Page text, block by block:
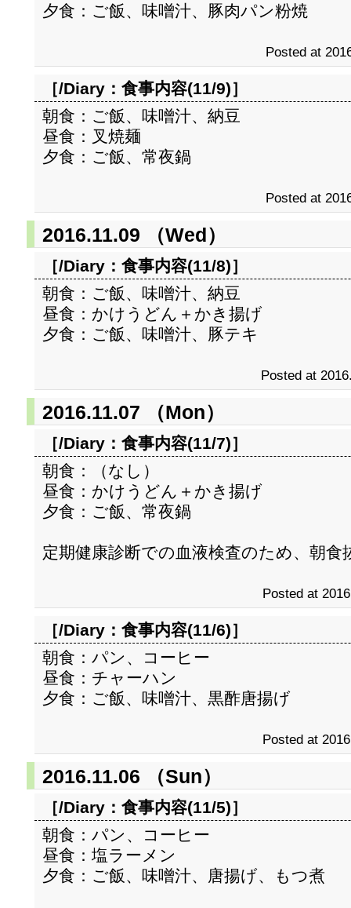
夕食：ご飯、味噌汁、豚肉パン粉焼
Posted at
［/Diary： 食事内容(11/9)］
朝食：ご飯、味噌汁、納豆
昼食：叉焼麺
夕食：ご飯、常夜鍋
Posted at
2016.11.09 （Wed）
［/Diary： 食事内容(11/8)］
朝食：ご飯、味噌汁、納豆
昼食：かけうどん＋かき揚げ
夕食：ご飯、味噌汁、豚テキ
Posted at
2016.11.07 （Mon）
［/Diary： 食事内容(11/7)］
朝食：（なし）
昼食：かけうどん＋かき揚げ
夕食：ご飯、常夜鍋
定期健康診断での血液検査のため、朝食
Posted at
［/Diary： 食事内容(11/6)］
朝食：パン、コーヒー
昼食：チャーハン
夕食：ご飯、味噌汁、黒酢唐揚げ
Posted at
2016.11.06 （Sun）
［/Diary： 食事内容(11/5)］
朝食：パン、コーヒー
昼食：塩ラーメン
夕食：ご飯、味噌汁、唐揚げ、もつ煮